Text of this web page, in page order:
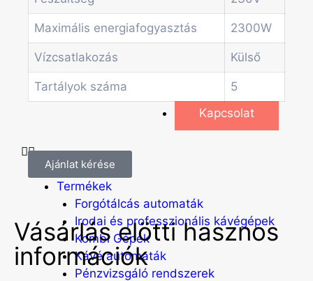
Szolgáltatások
Blog
Akciók
Hírek
Információk
Kapcsolat
Főoldal
Termékek
Forgótálcás automaták
Irodai és professzionális kávégépek
Kombi Gépek
Kávé automaták
Pénzvizsgáló rendszerek
Maximális energiafogyasztás 2300W
Vízcsatlakozás Külső
Tartályok száma 5
Ajánlat kérése
Vásárlás elötti hasznos
információk